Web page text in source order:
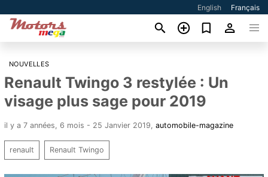
English Français
NOUVELLES
Renault Twingo 3 restylée : Un
visage plus sage pour 2019
il y a 7 années, 6 mois - 25 Janvier 2019 automobile-magazine
renault Renault Twingo